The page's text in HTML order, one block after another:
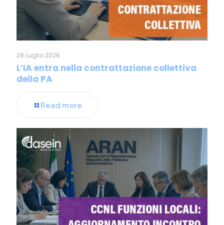
28 Luglio 2026
L’IA entra nella contrattazione collettiva
della PA
Read more